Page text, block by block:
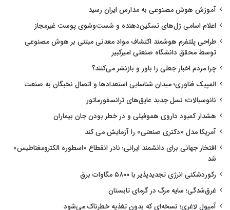
آموزش هوش مصنوعی به مدارس ایران رسید
اعلام اسامی ژل‌های تسکین‌دهنده و شست‌وشوی پوست غیرمجاز
طراحی پلتفرم هوشمند اکتشاف مواد معدنی مبتنی بر هوش مصنوعی
توسط محقق دانشگاه صنعتی امیرکبیر
چرا مردم اخبار جعلی را باور و بازنشر می‌کنند؟
المپیک فناوری؛ میدان شناسایی استعدادها و اتصال نخبگان به صنعت
نانوسیالات؛ نسل جدید عایق‌های ترانسفورماتور
هشدار کمبود داروی هموفیلی و در خطر بودن جان بیماران
آمریکا مدل «دکتری صنعتی» را آزمایش می کند
افتخار جهانی برای دانشمند ایرانی؛ نادر انقطاع «اسطوره الکترومغناطیس»
شد
رکوردشکنی انرژی تجدیدپذیر با ۵۸۰۰ مگاوات برق
غرق‌شدگی؛ سایه مرگ در گرمای تابستان
آمپول لاغری؛ نسخه‌ای که بدون تغذیه خطرناک می‌شود